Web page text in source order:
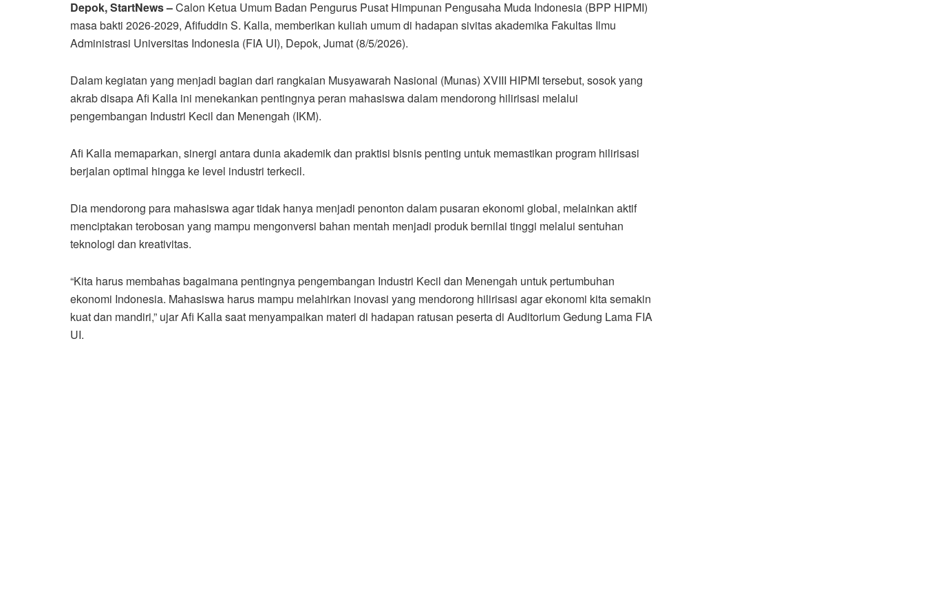
Depok, StartNews –Calon Ketua Umum Badan Pengurus Pusat Himpunan Pengusaha Muda Indonesia (BPP HIPMI)
masa bakti 2026-2029, Afifuddin S. Kalla, memberikan kuliah umum di hadapan sivitas akademika Fakultas Ilmu
Administrasi Universitas Indonesia (FIA UI), Depok, Jumat (8/5/2026).
Dalam kegiatan yang menjadi bagian dari rangkaian Musyawarah Nasional (Munas) XVIII HIPMI tersebut, sosok yang
akrab disapa Afi Kalla ini menekankan pentingnya peran mahasiswa dalam mendorong hilirisasi melalui
pengembangan Industri Kecil dan Menengah (IKM).
Afi Kalla memaparkan, sinergi antara dunia akademik dan praktisi bisnis penting untuk memastikan program hilirisasi
berjalan optimal hingga ke level industri terkecil.
Dia mendorong para mahasiswa agar tidak hanya menjadi penonton dalam pusaran ekonomi global, melainkan aktif
menciptakan terobosan yang mampu mengonversi bahan mentah menjadi produk bernilai tinggi melalui sentuhan
teknologi dan kreativitas.
“Kita harus membahas bagaimana pentingnya pengembangan Industri Kecil dan Menengah untuk pertumbuhan
ekonomi Indonesia. Mahasiswa harus mampu melahirkan inovasi yang mendorong hilirisasi agar ekonomi kita semakin
kuat dan mandiri,” ujar Afi Kalla saat menyampaikan materi di hadapan ratusan peserta di Auditorium Gedung Lama FIA
UI.